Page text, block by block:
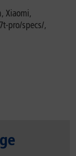
Xiaomi,
pro/specs/,